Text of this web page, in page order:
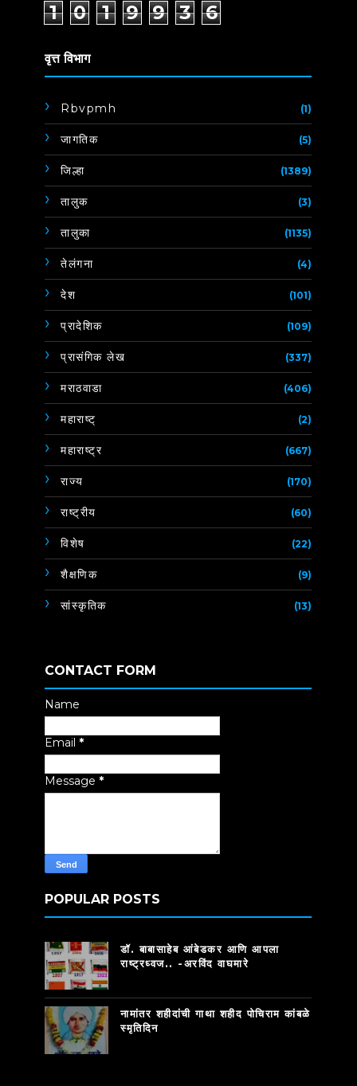
1 0 1 9 9 3 6
वृत्त विभाग
Rbvpmh (1)
जागतिक (5)
जिल्हा (1389)
तालुक (3)
तालुका (1135)
तेलंगना (4)
देश (101)
प्रादेशिक (109)
प्रासंगिक लेख (337)
मराठवाडा (406)
महाराष्ट् (2)
महाराष्ट्र (667)
राज्य (170)
राष्ट्रीय (60)
विशेष (22)
शैक्षणिक (9)
सांस्कृतिक (13)
CONTACT FORM
Name
Email *
Message *
POPULAR POSTS
डॉ. बाबासाहेब आंबेडकर आणि आपला
राष्ट्रध्वज.. -अरविंद वाघमारे
नामांतर शहीदांची गाथा शहीद पोचिराम कांबळे
स्मृतिदिन